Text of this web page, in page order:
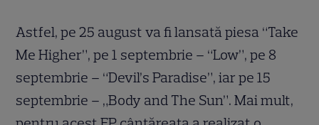
Astfel, pe 25 august va fi lansată piesa “Take
Me Higher”, pe 1 septembrie – “Low”, pe 8
septembrie – “Devil’s Paradise”, iar pe 15
septembrie – „Body and The Sun”. Mai mult,